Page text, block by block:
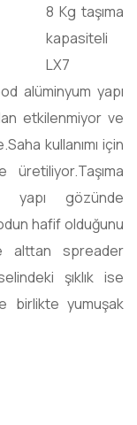
8 Kg taşıma
kapasiteli
LX7
alüminyum yapı
etkilenmiyor ve
kullanımı için
yapı gözünde
hafif olduğunu
alttan spreader
şıklık ise
birlikte yumuşak